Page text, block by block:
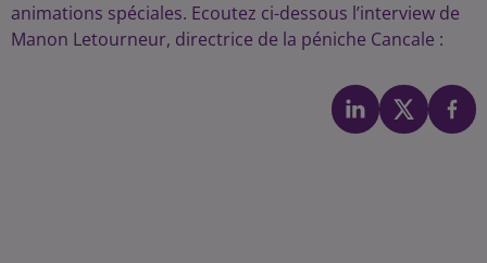
animations spéciales. Ecoutez ci-dessous l’interview de
Manon Letourneur, directrice de la péniche Cancale :